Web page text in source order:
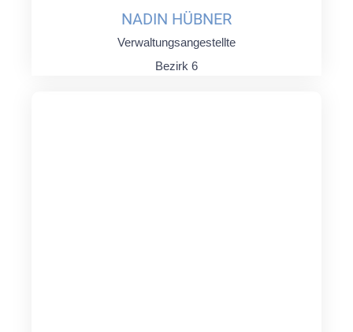
NADIN HÜBNER
Verwaltungsangestellte
Bezirk 6